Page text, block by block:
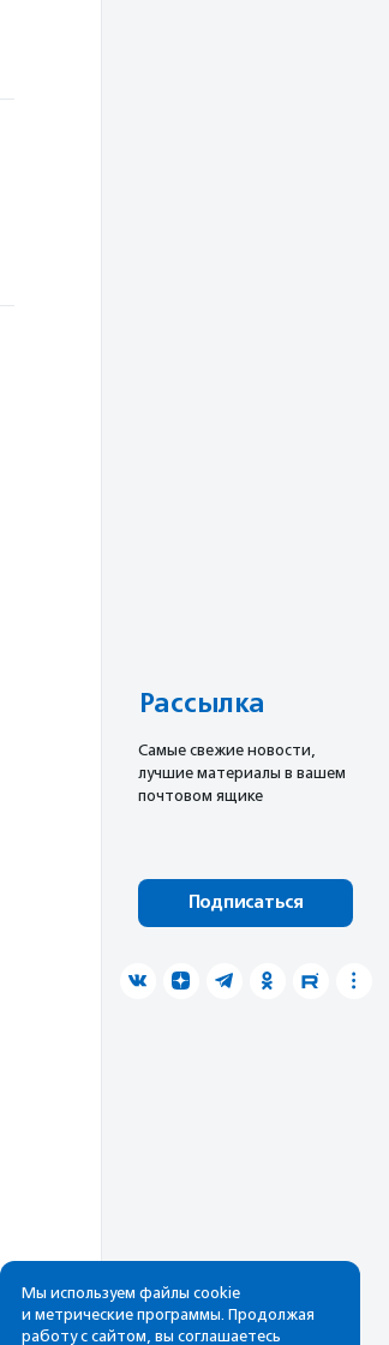
Рассылка
Cамые свежие новости,
лучшие материалы в вашем
почтовом ящике
Подписаться
Мы используем файлы cookie
и метрические программы. Продолжая
работу с сайтом, вы соглашаетесь